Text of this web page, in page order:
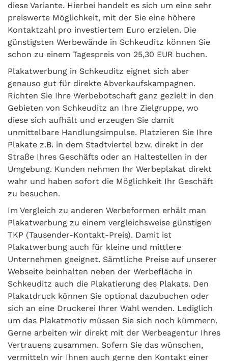
diese Variante. Hierbei handelt es sich um eine sehr
preiswerte Möglichkeit, mit der Sie eine höhere
Kontaktzahl pro investiertem Euro erzielen. Die
günstigsten Werbewände in Schkeuditz können Sie
schon zu einem Tagespreis von 25,30 EUR buchen.
Plakatwerbung in Schkeuditz eignet sich aber
genauso gut für direkte Abverkaufskampagnen.
Richten Sie Ihre Werbebotschaft ganz gezielt in den
Gebieten von Schkeuditz an Ihre Zielgruppe, wo
diese sich aufhält und erzeugen Sie damit
unmittelbare Handlungsimpulse. Platzieren Sie Ihre
Plakate z.B. in dem Stadtviertel bzw. direkt in der
Straße Ihres Geschäfts oder an Haltestellen in der
Umgebung. Kunden nehmen Ihr Werbeplakat direkt
wahr und haben sofort die Möglichkeit Ihr Geschäft
zu besuchen.
Im Vergleich zu anderen Werbeformen erhält man
Plakatwerbung zu einem vergleichsweise günstigen
TKP (Tausender-Kontakt-Preis). Damit ist
Plakatwerbung auch für kleine und mittlere
Unternehmen geeignet. Sämtliche Preise auf unserer
Webseite beinhalten neben der Werbefläche in
Schkeuditz auch die Plakatierung des Plakats. Den
Plakatdruck können Sie optional dazubuchen oder
sich an eine Druckerei Ihrer Wahl wenden. Lediglich
um das Plakatmotiv müssen Sie sich noch kümmern.
Gerne arbeiten wir direkt mit der Werbeagentur Ihres
Vertrauens zusammen. Sofern Sie das wünschen,
vermitteln wir Ihnen auch gerne den Kontakt einer